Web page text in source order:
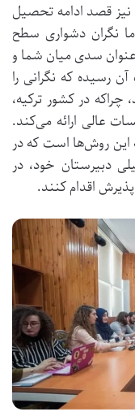
نیز قصد ادامه تحصیل
نگران دشواری سطح
عنوان سدی میان شما و
رسیده که نگرانی را
چراکه در کشور ترکیه،
عالی ارائه می‌کند.
این روش‌ها است که در
دبیرستان خود، در
اقدام کنند.